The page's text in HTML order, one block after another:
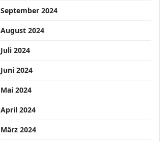
September 2024
August 2024
Juli 2024
Juni 2024
Mai 2024
April 2024
März 2024